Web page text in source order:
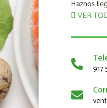
Haznos
VER
917